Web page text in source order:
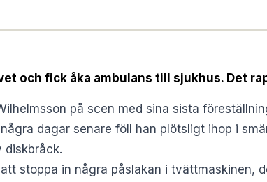
och fick åka ambulans till sjukhus. Det
på scen med sina sista
några dagar senare föll han plötsligt ihop i
diskbråck.
stoppa in några påslakan i tvättmaskinen,